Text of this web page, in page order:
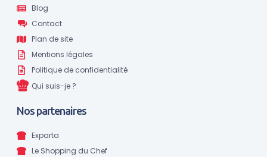
Blog
Contact
Plan de site
Mentions légales
Politique de confidentialité
Qui suis-je ?
Nos partenaires
Exparta
Le Shopping du Chef